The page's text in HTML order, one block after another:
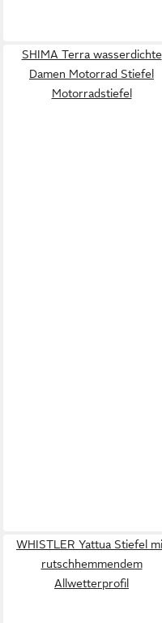
SHIMA Terra wasserdichte
Damen Motorrad Stiefel
Motorradstiefel
WHISTLER Yattua Stiefel
rutschhemmendem
Allwetterprofil